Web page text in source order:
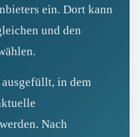
ein. Dort kann
und den
in dem
Nach